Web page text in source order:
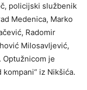
policijski službenik
Medenica, Marko
Radomir
Milosavljević,
je
kompani“ iz Nikšića.